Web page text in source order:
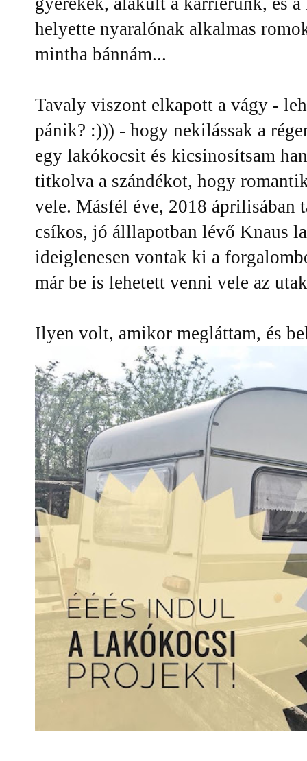
helyette nyaralónak alkalmas
mintha bánnám...
Tavaly viszont elkapott a vágy -
pánik? :))) - hogy nekilássak a
egy lakókocsit és kicsinosítsam
titkolva a szándékot, hogy
vele. Másfél éve, 2018 áprilisában
csíkos, jó álllapotban lévő Knaus
ideiglenesen vontak ki a
már be is lehetett venni vele az
Ilyen volt, amikor megláttam, és